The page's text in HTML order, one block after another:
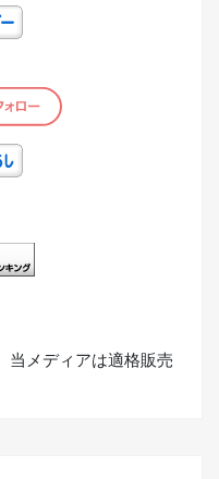
当メディアは適格販売